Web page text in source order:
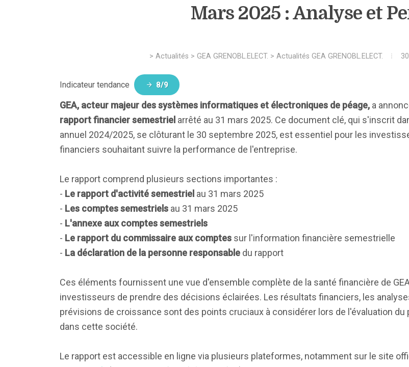
Mars 2025 : Analyse et
> Actualités > GEA GRENOBL.ELECT. > Actualités GEA GRENOBL.ELECT.
Indicateur tendance 8/9
GEA, acteur majeur des systèmes informatiques et électroniques de péage, a
rapport financier semestriel arrêté au 31 mars 2025. Ce document clé, qui s'inscrit
annuel 2024/2025, se clôturant le 30 septembre 2025, est essentiel pour les
financiers souhaitant suivre la performance de l'entreprise.
Le rapport comprend plusieurs sections importantes :
- Le rapport d'activité semestriel au 31 mars 2025
- Les comptes semestriels au 31 mars 2025
- L'annexe aux comptes semestriels
- Le rapport du commissaire aux comptes sur l'information financière semestrielle
- La déclaration de la personne responsable du rapport
Ces éléments fournissent une vue d'ensemble complète de la santé financière de
investisseurs de prendre des décisions éclairées. Les résultats financiers, les
prévisions de croissance sont des points cruciaux à considérer lors de l'évaluation
dans cette société.
Le rapport est accessible en ligne via plusieurs plateformes, notamment sur le site